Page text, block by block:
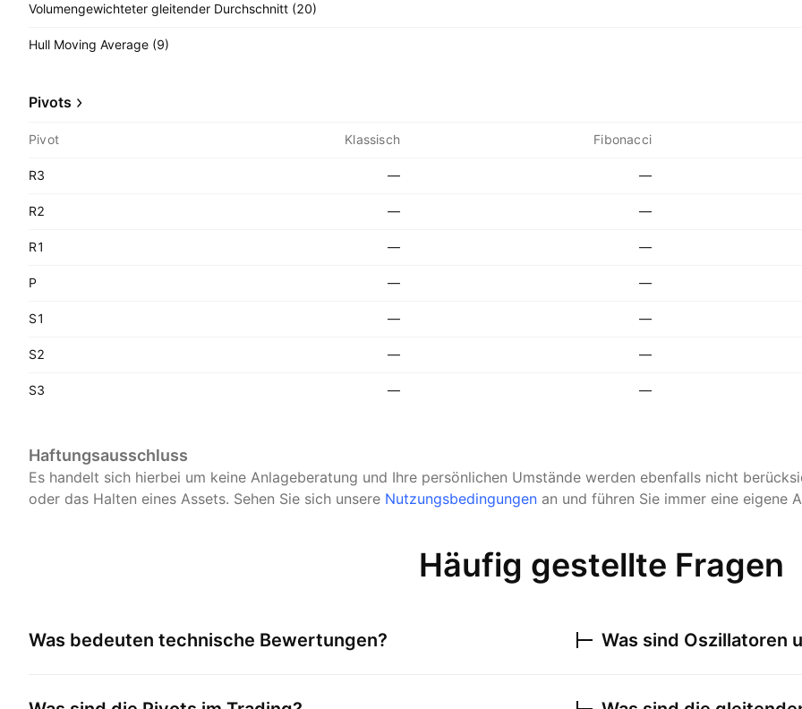
Volumengewichteter gleitender Durchschnitt (20)
Hull Moving Average (9)
Pivots
Pivot Klassisch Fibonacci
R3 — —
R2 — —
R1 — —
P — —
S1 — —
S2 — —
S3 — —
Haftungsausschluss
Es handelt sich hierbei um keine Anlageberatung und Ihre persönlichen Umstände werden ebenfalls nicht
oder das Halten eines Assets. Sehen Sie sich unsere Nutzungsbedingungen an und führen Sie immer eine eigene
Häufig gestellte Fragen
Was bedeuten technische Bewertungen? Was sind Oszillatoren